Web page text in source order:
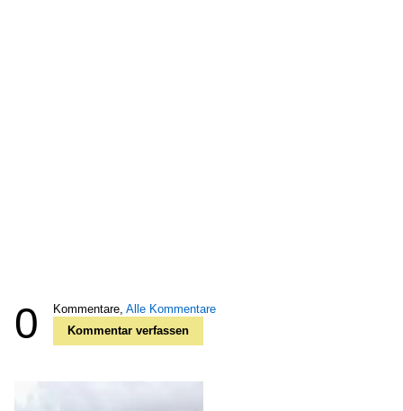
0 Kommentare, Alle Kommentare
Kommentar verfassen